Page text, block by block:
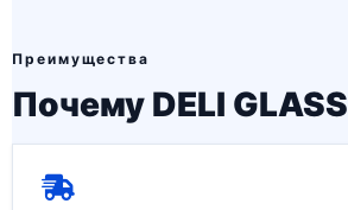
Преимущества
Почему DELI GLASS